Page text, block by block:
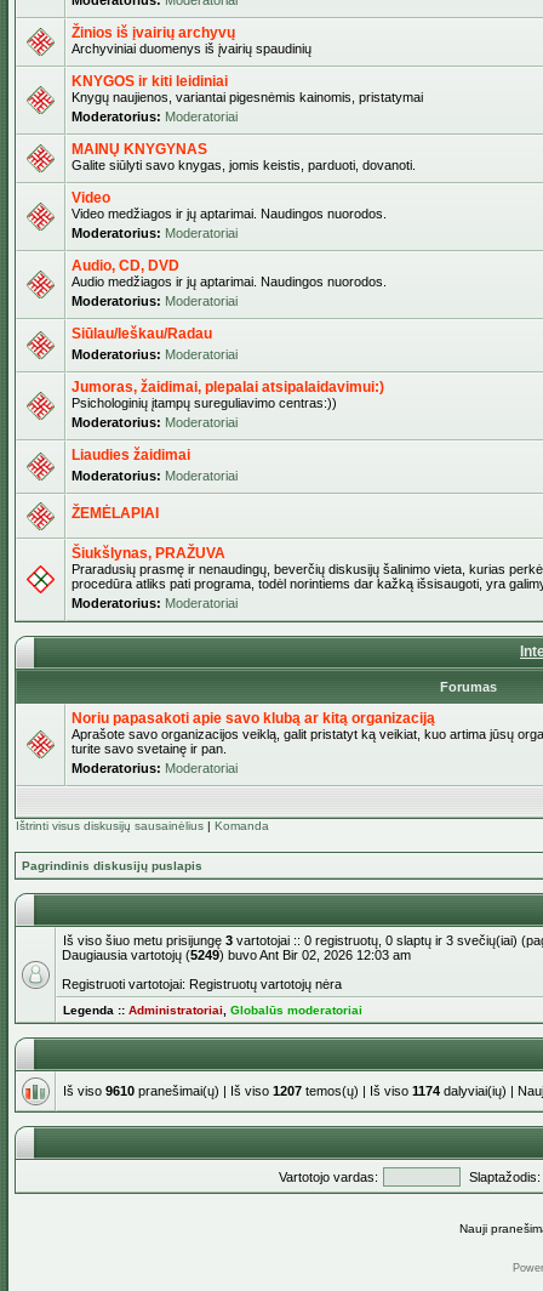
Žinios iš įvairių archyvų
Archyviniai duomenys iš įvairių spaudinių
KNYGOS ir kiti leidiniai
Knygų naujienos, variantai pigesnėmis kainomis, pristatymai
Moderatorius: Moderatoriai
MAINŲ KNYGYNAS
Galite siūlyti savo knygas, jomis keistis, parduoti, dovanoti.
Video
Video medžiagos ir jų aptarimai. Naudingos nuorodos.
Moderatorius: Moderatoriai
Audio, CD, DVD
Audio medžiagos ir jų aptarimai. Naudingos nuorodos.
Moderatorius: Moderatoriai
Siūlau/Ieškau/Radau
Moderatorius: Moderatoriai
Jumoras, žaidimai, plepalai atsipalaidavimui:)
Psichologinių įtampų sureguliavimo centras:))
Moderatorius: Moderatoriai
Liaudies žaidimai
Moderatorius: Moderatoriai
ŽEMĖLAPIAI
Šiukšlynas, PRAŽUVA
Praradusių prasmę ir nenaudingų, beverčių diskusijų šalinimo vieta, kurias
procedūra atliks pati programa, todėl norintiems dar kažką išsisaugoti, yra
Moderatorius: Moderatoriai
Forumas
Noriu papasakoti apie savo klubą ar kitą organizaciją
Aprašote savo organizacijos veiklą, galit pristatyt ką veikiat, kuo artima jūsų
turite savo svetainę ir pan.
Moderatorius: Moderatoriai
Ištrinti visus diskusijų sausainėlius | Komanda
Pagrindinis diskusijų puslapis
Iš viso šiuo metu prisijungę 3 vartotojai :: 0 registruotų, 0 slaptų ir 3 svečių(iai)
Daugiausia vartotojų (5249) buvo Ant Bir 02, 2026 12:03 am
Registruoti vartotojai: Registruotų vartotojų nėra
Legenda :: Administratoriai Globalūs moderatoriai
Iš viso 9610 pranešimai(ų) | Iš viso 1207 temos(ų) | Iš viso 1174 dalyviai(ių) |
Vartotojo vardas: Slaptažodis:
Nauji